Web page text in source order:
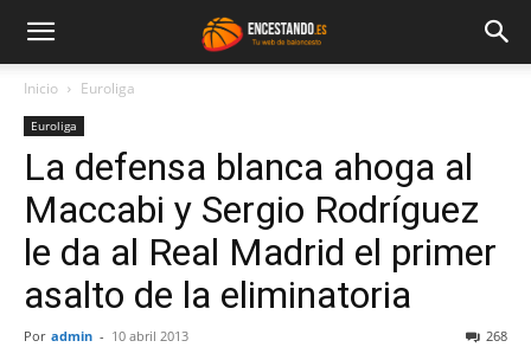
Inicio Euroliga
Euroliga
La defensa blanca ahoga al
Maccabi y Sergio Rodríguez
le da al Real Madrid el primer
asalto de la eliminatoria
Por admin - 10 abril 2013 268